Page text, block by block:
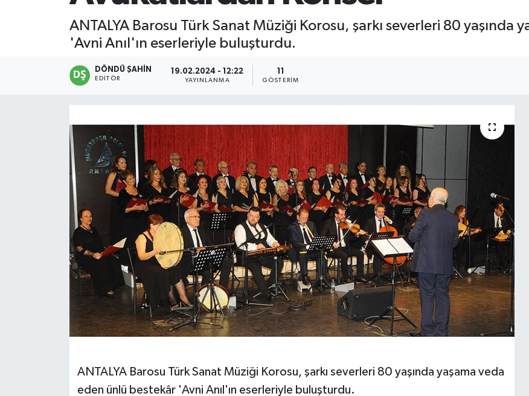
ANTALYA Barosu Türk Sanat Müziği Korosu, şarkı severleri 80 yaşında
'Avni Anıl'ın eserleriyle buluşturdu.
DÖNDÜ ŞAHİN
EDITÖR
19.02.2024 - 12:22
YAYINLANMA
11
GÖSTERIM
ANTALYA Barosu Türk Sanat Müziği Korosu, şarkı severleri 80 yaşında yaşama veda
eden ünlü bestekâr 'Avni Anıl'ın eserleriyle buluşturdu.